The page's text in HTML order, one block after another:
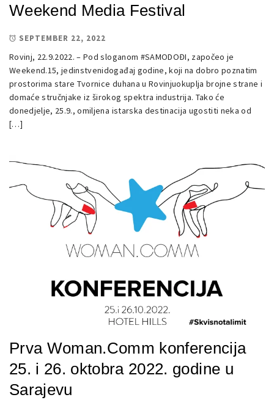
Weekend Media Festival
SEPTEMBER 22, 2022
Rovinj, 22.9.2022. – Pod sloganom #SAMODOĐI, započeo je
Weekend.15, jedinstvenidogađaj godine, koji na dobro poznatim
prostorima stare Tvornice duhana u Rovinjuokuplja brojne strane i
domaće stručnjake iz širokog spektra industrija. Tako će
donedjelje, 25.9., omiljena istarska destinacija ugostiti neka od
[…]
Prva Woman.Comm konferencija
25. i 26. oktobra 2022. godine u
Sarajevu